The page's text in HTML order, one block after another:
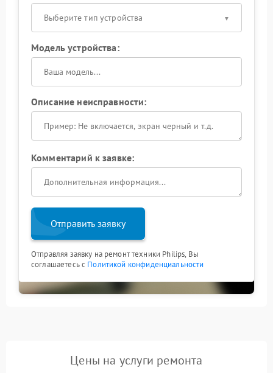
Выберите тип устройства
Модель устройства:
Описание неисправности:
Комментарий к заявке:
Отправить заявку
Отправляя заявку на ремонт техники Philips, Вы
соглашаетесь с Политикой конфиденциальности
Цены на услуги ремонта